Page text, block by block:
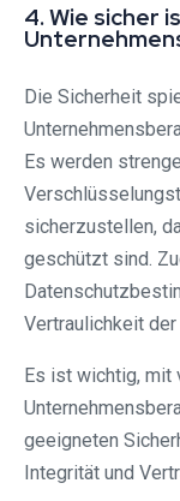
4. Wie sicher
Die Sicherheit
Es werden
sicherzustellen,
geschützt sind.
Vertraulichkeit
Es ist wichtig, mit
geeigneten
Integrität und